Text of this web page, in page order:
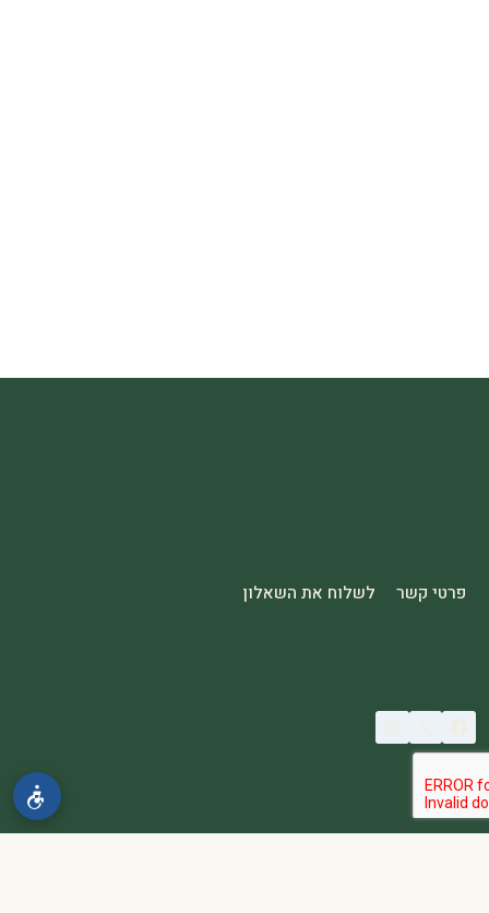
פרטי קשר לשלוח את השאלון
© 2026 spa2000